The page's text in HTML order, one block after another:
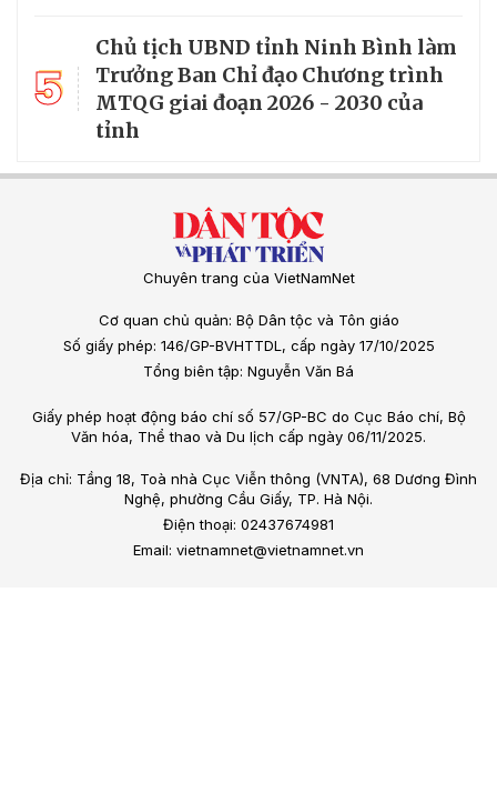
5
Chủ tịch UBND tỉnh Ninh Bình làm
Trưởng Ban Chỉ đạo Chương trình
MTQG giai đoạn 2026 - 2030 của
tỉnh
Chuyên trang của VietNamNet
Cơ quan chủ quản: Bộ Dân tộc và Tôn giáo
Số giấy phép: 146/GP-BVHTTDL, cấp ngày 17/10/2025
Tổng biên tập: Nguyễn Văn Bá
Giấy phép hoạt động báo chí số 57/GP-BC do Cục Báo chí, Bộ
Văn hóa, Thể thao và Du lịch cấp ngày 06/11/2025.
Địa chỉ: Tầng 18, Toà nhà Cục Viễn thông (VNTA), 68 Dương Đình
Nghệ, phường Cầu Giấy, TP. Hà Nội.
Điện thoại: 02437674981
Email: vietnamnet@vietnamnet.vn